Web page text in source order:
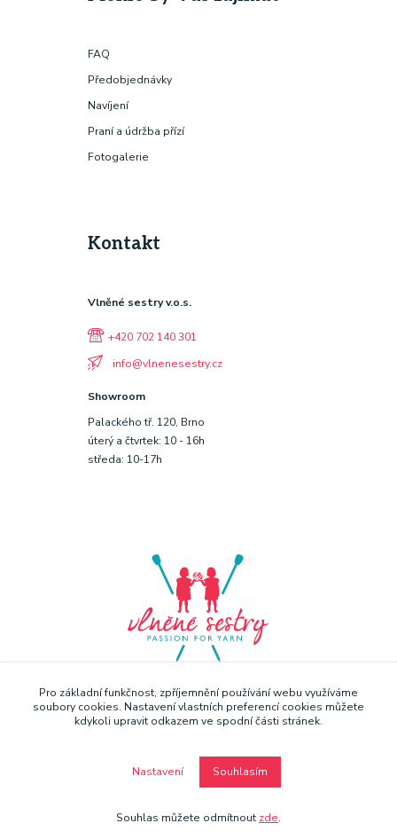
FAQ
Předobjednávky
Navíjení
Praní a údržba přízí
Fotogalerie
Kontakt
Vlněné sestry v.o.s.
+420 702 140 301
info@vlnenesestry.cz
Showroom
Palackého tř. 120, Brno
úterý a čtvrtek: 10 - 16h
středa: 10-17h
Vytvořeno na
Eshop-rychle.cz
Pro základní funkčnost, zpříjemnění používání webu využíváme
soubory cookies. Nastavení vlastních preferencí cookies můžete
kdykoli upravit odkazem ve spodní části stránek.
Nastavení Souhlasím
Souhlas můžete odmítnout zde.